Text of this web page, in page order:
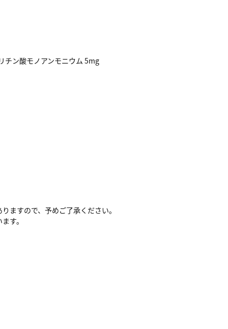
ン酸モノアンモニウム 5mg
ますので、予めご了承ください。
す。